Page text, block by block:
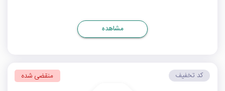
مشاهده
کد تخفیف منقضی شده